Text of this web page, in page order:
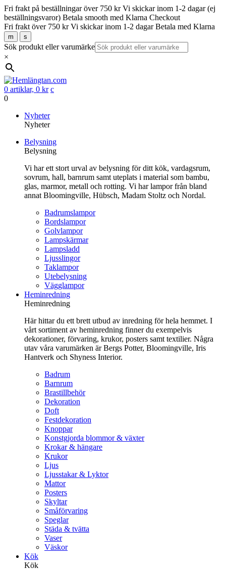
Fri frakt på beställningar över 750 kr Vi skickar inom 1-2 dagar (ej
beställningsvaror) Betala smooth med Klarna Checkout
Fri frakt över 750 kr Vi skickar inom 1-2 dagar Betala med Klarna
m s
Sök produkt eller varumärke
×
0 artiklar, 0 kr c
0
innehåll
Nyheter
Nyheter
Belysning
Belysning
Vi har ett stort urval av belysning för ditt kök, vardagsrum,
sovrum, hall, barnrum samt uteplats i material som bambu,
glas, marmor, metall och rotting. Vi har lampor från bland
annat Bloomingville, Hübsch, Madam Stoltz och Nordal.
Badrumslampor
Bordslampor
Golvlampor
Lampskärmar
Lampsladd
Ljusslingor
Taklampor
Utebelysning
Vägglampor
Heminredning
Heminredning
Här hittar du ett brett utbud av inredning för hela hemmet. I
vårt sortiment av heminredning finner du exempelvis
dekorationer, förvaring, krukor, posters samt textilier. Några
utav våra varumärken är Bergs Potter, Bloomingville, Iris
Hantverk och Shyness Interior.
Badrum
Barnrum
Brastillbehör
Dekoration
Doft
Festdekoration
Knoppar
Konstgjorda blommor & växter
Krokar & hängare
Krukor
Ljus
Ljusstakar & Lyktor
Mattor
Posters
Skyltar
Småförvaring
Speglar
Städa & tvätta
Vaser
Väskor
Kök
Kök